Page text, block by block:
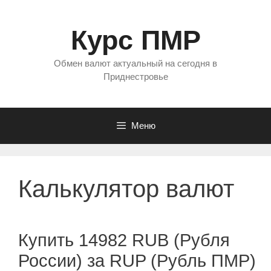
Курс ПМР
Обмен валют актуальный на сегодня в
Приднестровье
Меню
Калькулятор валют
Купить 14982 RUB (Рубля
России) за RUP (Рубль ПМР)